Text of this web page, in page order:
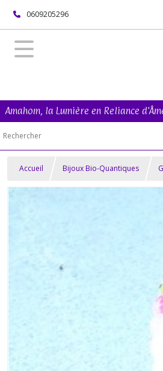
0609205296
Amahom, la Lumière en Reliance
Accueil Bijoux Bio-Quantiques